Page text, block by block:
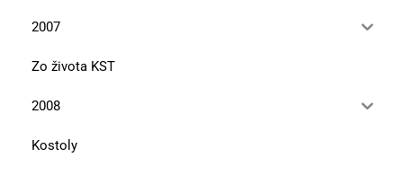
2007
Zo života KST
2008
Kostoly